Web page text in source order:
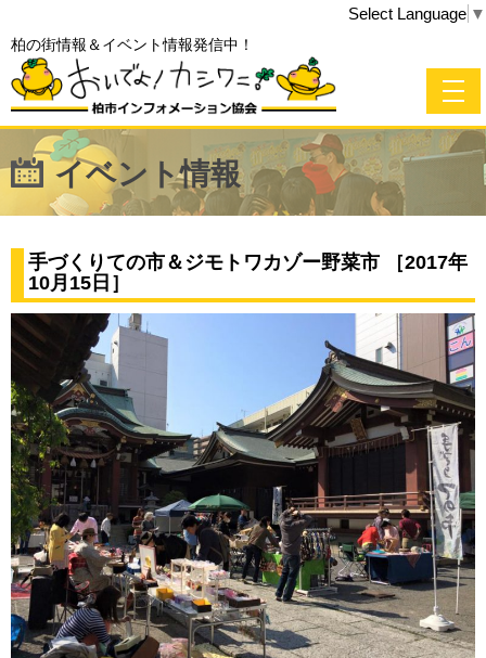
柏の街情報＆イベント情報発信中！
Select Language ▼
イベント情報
手づくりての市＆ジモトワカゾー野菜市 ［2017年
10月15日］